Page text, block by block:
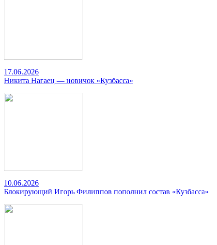
17.06.2026
Никита Нагаец — новичок «Кузбасса»
10.06.2026
Блокирующий Игорь Филиппов пополнил состав «Кузбасса»